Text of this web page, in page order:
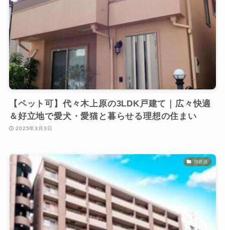
【ペット可】代々木上原の3LDK戸建て｜広々快適
＆好立地で愛犬・愛猫と暮らせる理想の住まい
2025年3月3日
渋谷区